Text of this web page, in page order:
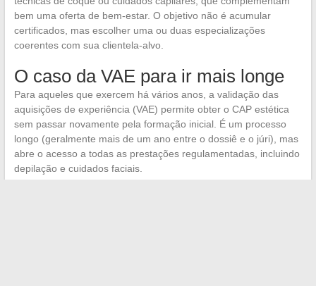
bem uma oferta de bem-estar. O objetivo não é acumular
certificados, mas escolher uma ou duas especializações
coerentes com sua clientela-alvo.
O caso da VAE para ir mais longe
Para aqueles que exercem há vários anos, a validação das
aquisições de experiência (VAE) permite obter o CAP estética
sem passar novamente pela formação inicial. É um processo
longo (geralmente mais de um ano entre o dossiê e o júri), mas
abre o acesso a todas as prestações regulamentadas, incluindo
depilação e cuidados faciais.